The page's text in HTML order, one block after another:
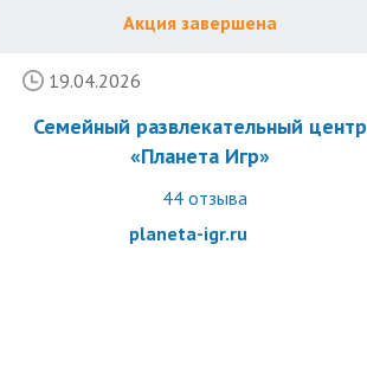
Акция завершена
19.04.2026
Семейный развлекательный центр
«Планета Игр»
44 отзыва
planeta-igr.ru